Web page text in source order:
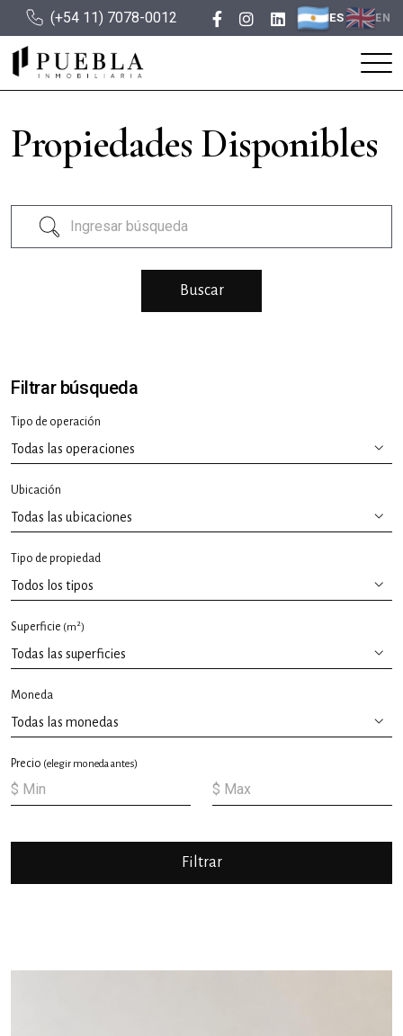
(+54 11) 7078-0012 ES EN
Propiedades Disponibles
Filtrar búsqueda
Tipo de operación
Ubicación
Tipo de propiedad
Superficie (m 2)
Moneda
Precio (elegir moneda antes)